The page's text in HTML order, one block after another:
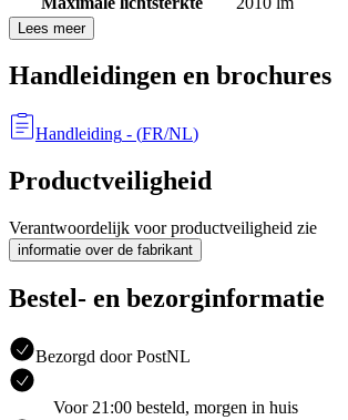
Lees meer
Handleidingen en brochures
Handleiding - (FR/NL)
Productveiligheid
Verantwoordelijk voor productveiligheid zie
informatie over de fabrikant
Bestel- en bezorginformatie
Bezorgd door PostNL
Voor 21:00 besteld, morgen in huis